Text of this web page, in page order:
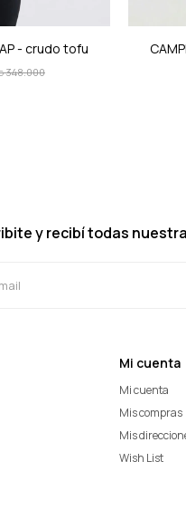
- crudo tofu
348.000
Mi cuenta
Mi cuenta
Mis compras
Mis
Wish List
y recibí todas